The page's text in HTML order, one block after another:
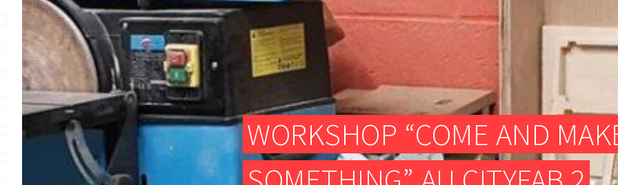
WORKSHOP “COME AND